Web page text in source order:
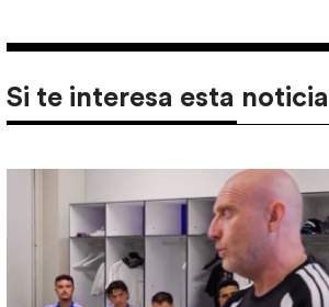
Si te interesa esta noticia